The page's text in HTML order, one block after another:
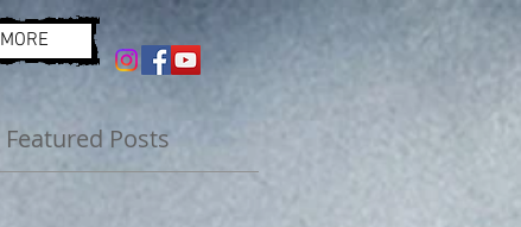
MORE
Featured Posts